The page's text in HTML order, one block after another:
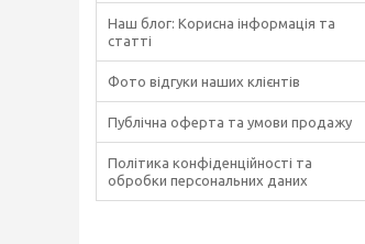
Наш блог: Корисна інформація та
статті
Фото відгуки наших клієнтів
Публічна оферта та умови продажу
Політика конфіденційності та
обробки персональних даних